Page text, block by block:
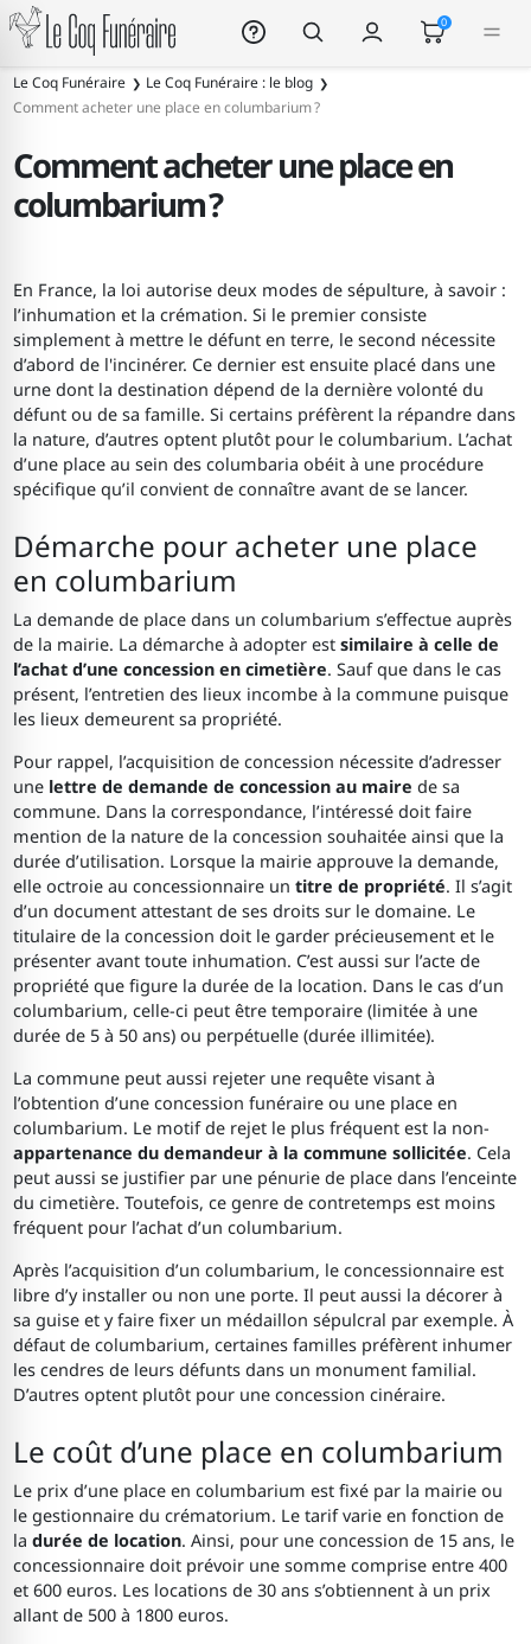
Le Coq Funéraire 0
Le Coq Funéraire
Le Coq Funéraire : le blog
Comment acheter une place en columbarium ?
Comment acheter une place en
columbarium ?
En France, la loi autorise deux modes de sépulture, à savoir :
l’inhumation et la crémation. Si le premier consiste
simplement à mettre le défunt en terre, le second nécessite
d’abord de l'incinérer. Ce dernier est ensuite placé dans une
urne dont la destination dépend de la dernière volonté du
défunt ou de sa famille. Si certains préfèrent la répandre dans
la nature, d’autres optent plutôt pour le columbarium. L’achat
d’une place au sein des columbaria obéit à une procédure
spécifique qu’il convient de connaître avant de se lancer.
Démarche pour acheter une place
en columbarium
La demande de place dans un columbarium s’effectue auprès
de la mairie. La démarche à adopter estsimilaire à celle de
l’achat d’une concession en cimetière. Sauf que dans le cas
présent, l’entretien des lieux incombe à la commune puisque
les lieux demeurent sa propriété.
Pour rappel, l’acquisition de concession nécessite d’adresser
une lettre de demande de concession au maire de sa
commune. Dans la correspondance, l’intéressé doit faire
mention de la nature de la concession souhaitée ainsi que la
durée d’utilisation. Lorsque la mairie approuve la demande,
elle octroie au concessionnaire untitre de propriété. Il s’agit
d’un document attestant de ses droits sur le domaine. Le
titulaire de la concession doit le garder précieusement et le
présenter avant toute inhumation. C’est aussi sur l’acte de
propriété que figure la durée de la location. Dans le cas d’un
columbarium, celle-ci peut être temporaire (limitée à une
durée de 5 à 50 ans) ou perpétuelle (durée illimitée).
La commune peut aussi rejeter une requête visant à
l’obtention d’une concession funéraire ou une place en
columbarium. Le motif de rejet le plus fréquent est la non-
appartenance du demandeur à la commune sollicitée. Cela
peut aussi se justifier par une pénurie de place dans l’enceinte
du cimetière. Toutefois, ce genre de contretemps est moins
fréquent pour l’achat d’un columbarium.
Après l’acquisition d’un columbarium, le concessionnaire est
libre d’y installer ou non une porte. Il peut aussi la décorer à
sa guise et y faire fixer un médaillon sépulcral par exemple. À
défaut de columbarium, certaines familles préfèrent inhumer
les cendres de leurs défunts dans un monument familial.
D’autres optent plutôt pour une concession cinéraire.
Le coût d’une place en columbarium
Le prix d’une place en columbarium est fixé par la mairie ou
le gestionnaire du crématorium. Le tarif varie en fonction de
ladurée de location. Ainsi, pour une concession de 15 ans, le
concessionnaire doit prévoir une somme comprise entre 400
et 600 euros. Les locations de 30 ans s’obtiennent à un prix
allant de 500 à 1800 euros.